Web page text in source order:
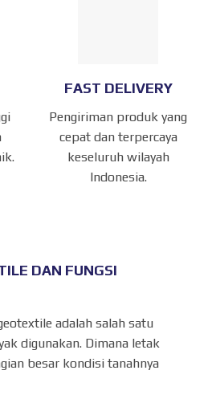
FAST DELIVERY
Pengiriman produk yang
cepat dan terpercaya
keseluruh wilayah
Indonesia.
DAN FUNGSI
adalah salah satu
digunakan. Dimana letak
besar kondisi tanahnya